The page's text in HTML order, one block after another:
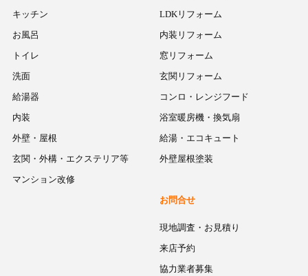
LDKリフォーム
内装リフォーム
窓リフォーム
玄関リフォーム
コンロ・レンジフード
浴室暖房機・換気扇
給湯・エコキュート
外壁屋根塗装
キッチン
お風呂
トイレ
洗面
給湯器
内装
外壁・屋根
玄関・外構・エクステリア等
マンション改修
お問合せ
現地調査・お見積り
来店予約
協力業者募集